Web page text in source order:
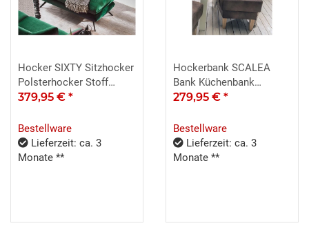
Hocker SIXTY Sitzhocker
Polsterhocker Stoff
Velour smaragd grün
379,95 € *
Bestellware
Lieferzeit: ca. 3
Monate **
Hockerbank SCALEA
Bank Küchenbank
Polsterbank Stoff braun
279,95 € *
Bestellware
Lieferzeit: ca. 3
Monate **